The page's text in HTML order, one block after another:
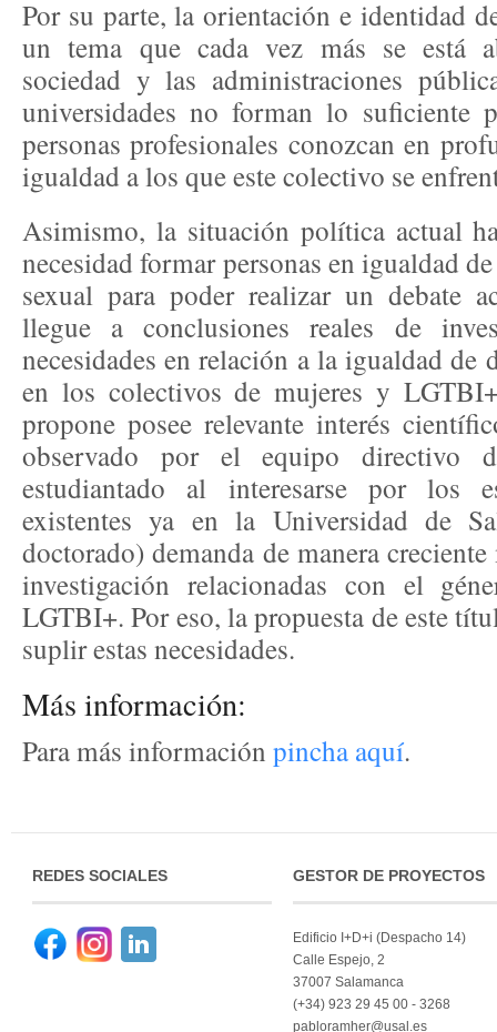
Por su parte, la orientación e identidad
un tema que cada vez más se está
sociedad y las administraciones
universidades no forman lo suficiente
personas profesionales conozcan en
igualdad a los que este colectivo se
Asimismo, la situación política actual
necesidad formar personas en igualdad
sexual para poder realizar un debate
llegue a conclusiones reales de
necesidades en relación a la igualdad de
en los colectivos de mujeres y
propone posee relevante interés
observado por el equipo directivo
estudiantado al interesarse por los
existentes ya en la Universidad de
doctorado) demanda de manera
investigación relacionadas con el
LGTBI+. Por eso, la propuesta de este
suplir estas necesidades.
Más información:
Para más información pincha aquí.
REDES SOCIALES
·· ··
GESTOR DE PROYECTOS
Edificio I+D+i (Despacho 14)
Calle Espejo, 2
37007 Salamanca
(+34) 923 29 45 00 - 3268
pabloramher@usal.es